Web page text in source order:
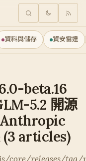
資料與儲存 資安雷達
beta.16
5.2 開源
Anthropic
(3 articles)